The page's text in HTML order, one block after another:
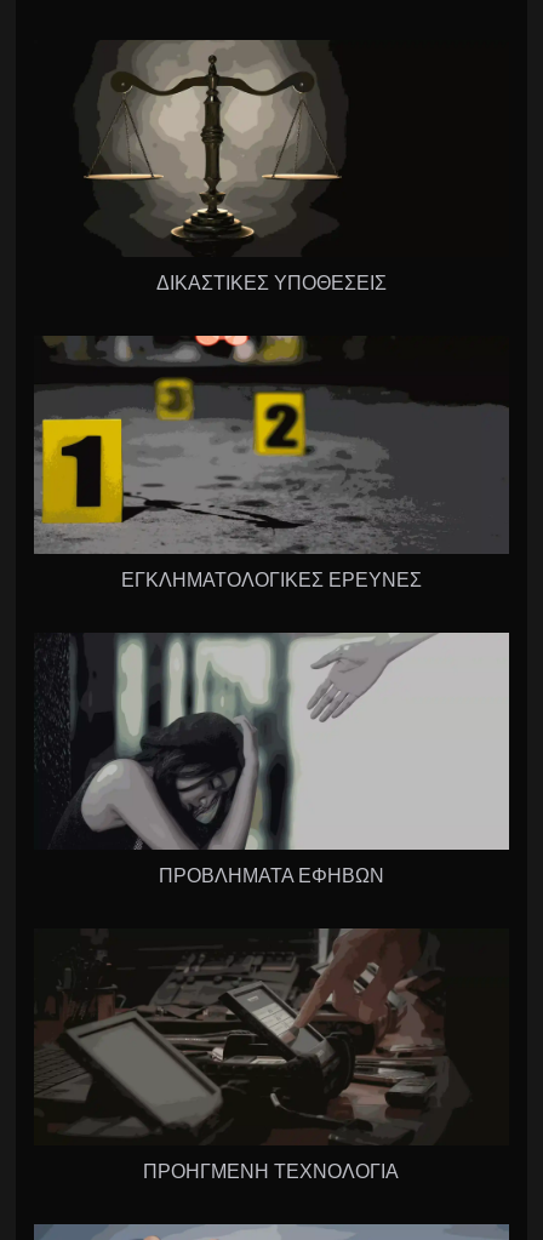
ΔΙΚΑΣΤΙΚΕΣ ΥΠΟΘΕΣΕΙΣ
ΕΓΚΛΗΜΑΤΟΛΟΓΙΚΕΣ ΕΡΕΥΝΕΣ
ΠΡΟΒΛΗΜΑΤΑ ΕΦΗΒΩΝ
ΠΡΟΗΓΜΕΝΗ ΤΕΧΝΟΛΟΓΙΑ